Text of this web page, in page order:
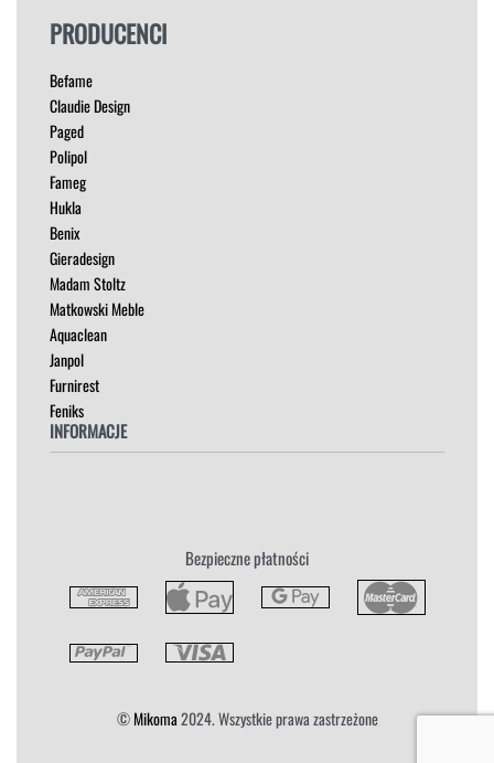
HOKERY
ŁÓŻKA
MEBLE RTV
NAROŻNIKI
OUTLET
PUFY
SOFY
STOLIKI
STOŁY
SZAFKI I KOMODY
PRODUCENCI
Befame
Claudie Design
Paged
Polipol
Fameg
Hukla
Benix
Gieradesign
Madam Stoltz
Matkowski Meble
Aquaclean
Janpol
Furnirest
Feniks
INFORMACJE
Płatność i Dostawa
Bezpieczne płatności
©Mikoma2024. Wszystkie prawa zastrzeżone